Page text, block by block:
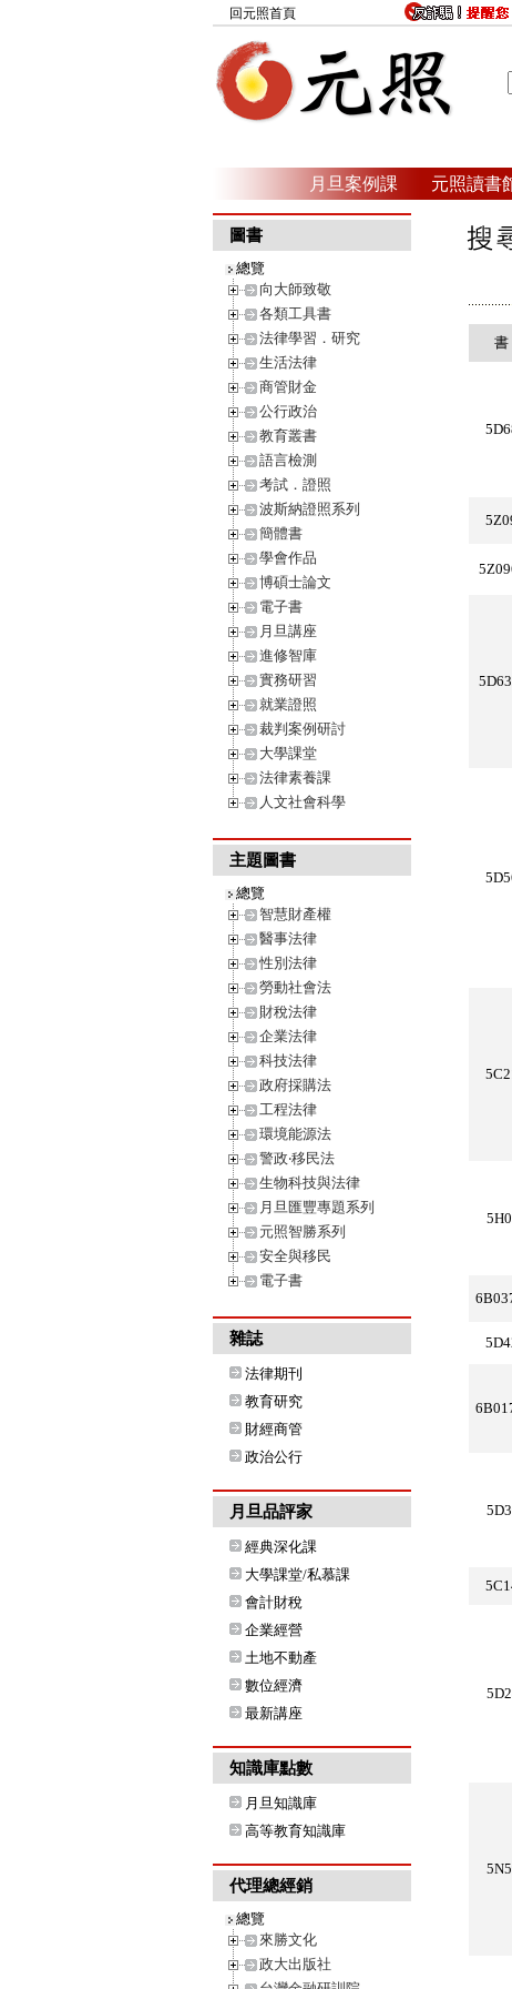
回元照首頁
月旦案例課 元照讀書
圖書
總覽
向大師致敬
各類工具書
法律學習．研究
生活法律
商管財金
公行政治
教育叢書
語言檢測
考試．證照
波斯納證照系列
簡體書
學會作品
博碩士論文
電子書
月旦講座
進修智庫
實務研習
就業證照
裁判案例研討
大學課堂
法律素養課
人文社會科學
主題圖書
總覽
智慧財產權
醫事法律
性別法律
勞動社會法
財稅法律
企業法律
科技法律
政府採購法
工程法律
環境能源法
警政‧移民法
生物科技與法律
月旦匯豐專題系列
元照智勝系列
安全與移民
電子書
雜誌
法律期刊
教育研究
財經商管
政治公行
月旦品評家
經典深化課
大學課堂/私慕課
會計財稅
企業經營
土地不動產
數位經濟
最新講座
知識庫點數
月旦知識庫
高等教育知識庫
代理總經銷
總覽
來勝文化
政大出版社